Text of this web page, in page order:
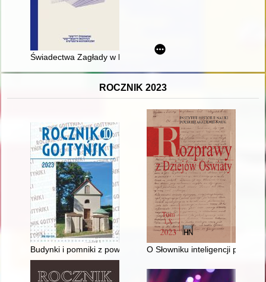
Świadectwa Zagłady w literaturze polskiej 1942-1947
ROCZNIK 2023
Budynki i pomniki z powiatu gostyńskiego na kartach
O Słowniku inteligencji